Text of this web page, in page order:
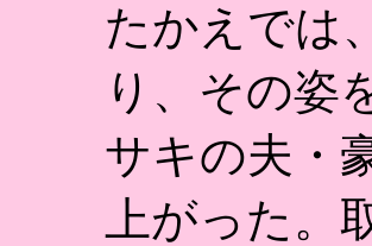
たかえでは
り、その姿
サキの夫・
上がった